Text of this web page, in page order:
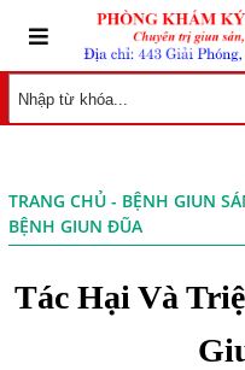
TRANG CHỦ- BỆNH GIUN
BỆNH GIUN ĐŨA
Tác Hại Và